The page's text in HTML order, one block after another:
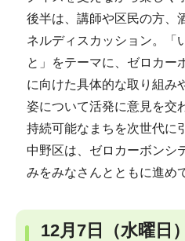
後半は、講師や区民の方、
ネルディスカッション。「
と」をテーマに、ゼロカー
に向けた具体的な取り組み
姿について活発に意見を交
持続可能なまちを次世代に
中野区は、ゼロカーボンシ
みをみなさんとともに進め
12月7日（水曜日